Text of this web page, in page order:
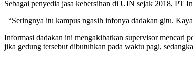
Sebagai penyedia jasa kebersihan di UIN sejak 2018, PT
“Seringnya itu kampus ngasih infonya dadakan gitu.
Informasi dadakan ini mengakibatkan supervisor mencari
jika gedung tersebut dibutuhkan pada waktu pagi,